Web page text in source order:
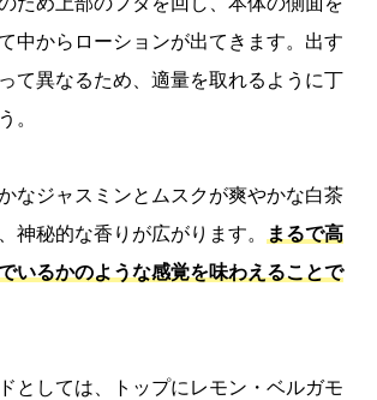
中からローションが出てきます。出す
て異なるため、適量を取れるように丁
。
なジャスミンとムスクが爽やかな白茶
神秘的な香りが広がります。
まるで高
いるかのような感覚を味わえることで
としては、トップにレモン・ベルガモ